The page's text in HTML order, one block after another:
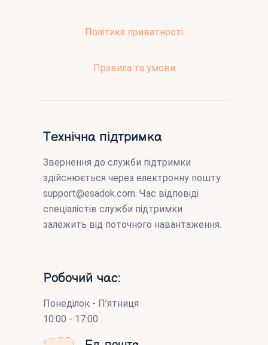
Політика приватності
Правила та умови
Технічна підтримка
Звернення до служби підтримки
здійснюється через електронну пошту
support@esadok.com. Час відповіді
спеціалістів служби підтримки
залежить від поточного навантаження.
Робочий час:
Понеділок - П’ятниця
10:00 - 17:00